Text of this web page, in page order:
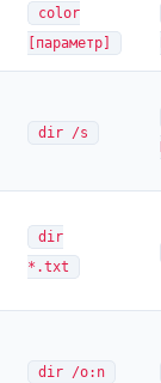
color
[параметр]
dir /s
dir
*.txt
dir /o:n